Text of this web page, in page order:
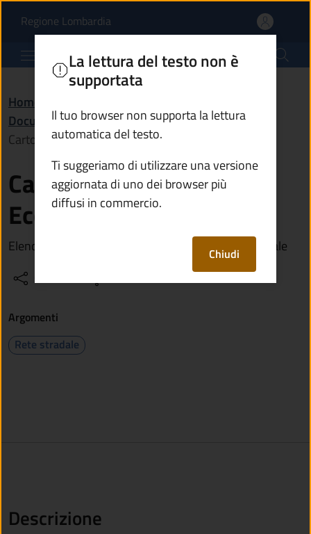
Cartografia Trasporti
Regione Lombardia(apre in un'altra scheda).
Comune di Paspardo
Home
Documento (tecnico) di supporto /
Cartografia Trasporti Eccezionali
Cartografia Trasporti
Eccezionali
Elenco delle strade percorribili sul territorio comunale
La lettura del testo non è
supportata
Il tuo browser non supporta la lettura
automatica del testo.
Ti suggeriamo di utilizzare una versione
aggiornata di uno dei browser più
diffusi in commercio.
Chiudi
Argomenti
Rete stradale
Descrizione